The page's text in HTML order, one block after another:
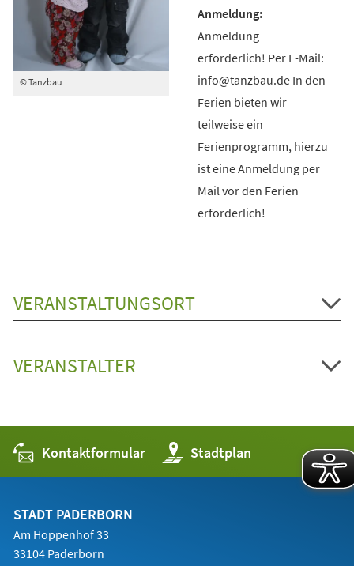
© Tanzbau
Anmeldung
erforderlich! Per E-Mail:
info@tanzbau.de In den
Ferien bieten wir
teilweise ein
Ferienprogramm, hierzu
ist eine Anmeldung per
Mail vor den Ferien
erforderlich!
VERANSTALTUNGSORT
VERANSTALTER
Kontaktformular Stadtplan
(Öffnet
in
einem
STADT PADERBORN
Am Hoppenhof 33
33104 Paderborn